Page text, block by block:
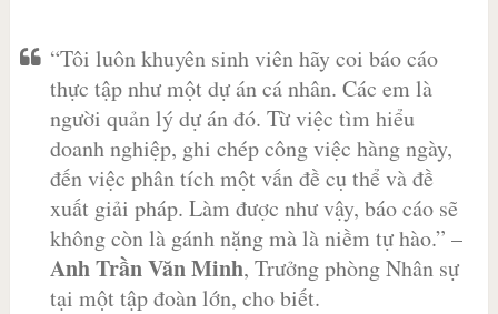
“Tôi luôn khuyên sinh viên hãy coi báo cáo
thực tập như một dự án cá nhân. Các em là
người quản lý dự án đó. Từ việc tìm hiểu
doanh nghiệp, ghi chép công việc hàng ngày,
đến việc phân tích một vấn đề cụ thể và đề
xuất giải pháp. Làm được như vậy, báo cáo sẽ
không còn là gánh nặng mà là niềm tự hào.” –
Anh Trần Văn Minh, Trưởng phòng Nhân sự
tại một tập đoàn lớn, cho biết.